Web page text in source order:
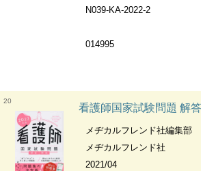
N039-KA-2022-2
014995
20
看護師国家試験問題 解答・解説 2022年版1巻 A 人体の
メヂカルフレンド社編集部
メヂカルフレンド社
2021/04